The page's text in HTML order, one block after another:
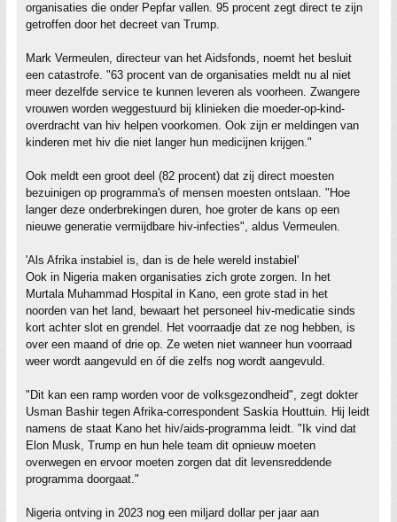
organisaties die onder Pepfar vallen. 95 procent zegt direct te zijn
getroffen door het decreet van Trump.
Mark Vermeulen, directeur van het Aidsfonds, noemt het besluit
een catastrofe. "63 procent van de organisaties meldt nu al niet
meer dezelfde service te kunnen leveren als voorheen. Zwangere
vrouwen worden weggestuurd bij klinieken die moeder-op-kind-
overdracht van hiv helpen voorkomen. Ook zijn er meldingen van
kinderen met hiv die niet langer hun medicijnen krijgen."
Ook meldt een groot deel (82 procent) dat zij direct moesten
bezuinigen op programma's of mensen moesten ontslaan. "Hoe
langer deze onderbrekingen duren, hoe groter de kans op een
nieuwe generatie vermijdbare hiv-infecties", aldus Vermeulen.
'Als Afrika instabiel is, dan is de hele wereld instabiel'
Ook in Nigeria maken organisaties zich grote zorgen. In het
Murtala Muhammad Hospital in Kano, een grote stad in het
noorden van het land, bewaart het personeel hiv-medicatie sinds
kort achter slot en grendel. Het voorraadje dat ze nog hebben, is
over een maand of drie op. Ze weten niet wanneer hun voorraad
weer wordt aangevuld en óf die zelfs nog wordt aangevuld.
"Dit kan een ramp worden voor de volksgezondheid", zegt dokter
Usman Bashir tegen Afrika-correspondent Saskia Houttuin. Hij leidt
namens de staat Kano het hiv/aids-programma leidt. "Ik vind dat
Elon Musk, Trump en hun hele team dit opnieuw moeten
overwegen en ervoor moeten zorgen dat dit levensreddende
programma doorgaat."
Nigeria ontving in 2023 nog een miljard dollar per jaar aan